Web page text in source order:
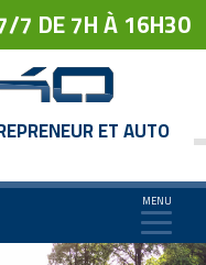
7 DE 7H À 16H30
ET AUTO